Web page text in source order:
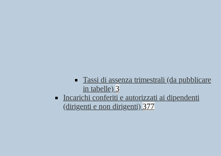
Tassi di assenza trimestrali (da pubblicare
in tabelle) 3
Incarichi conferiti e autorizzati ai dipendenti
(dirigenti e non dirigenti) 377